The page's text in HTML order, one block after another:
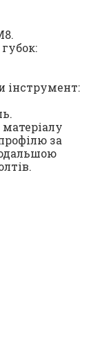
інструмент:
за